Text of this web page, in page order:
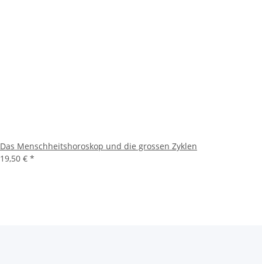
Das Menschheitshoroskop und die grossen Zyklen
19,50 € *